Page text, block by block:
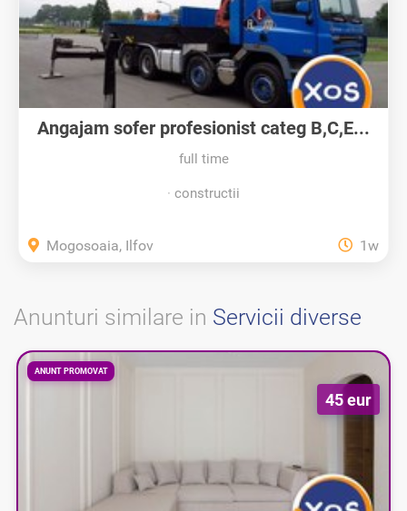
Angajam sofer profesionist categ B,C,E...
full time
constructii
Mogosoaia, Ilfov 1w
Anunturi similare in Servicii diverse
ANUNT PROMOVAT
45 eur